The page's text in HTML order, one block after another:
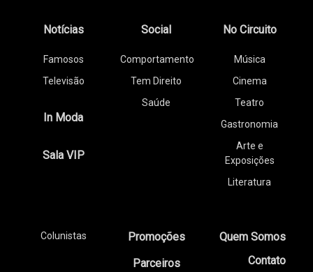
Notícias
Famosos
Televisão
In Moda
Sala VIP
Social
Comportamento
Tem Direito
Saúde
No Circuito
Música
Cinema
Teatro
Gastronomia
Arte e
Exposições
Literatura
Colunistas
Promoções
Parceiros
Quem Somos
Contato